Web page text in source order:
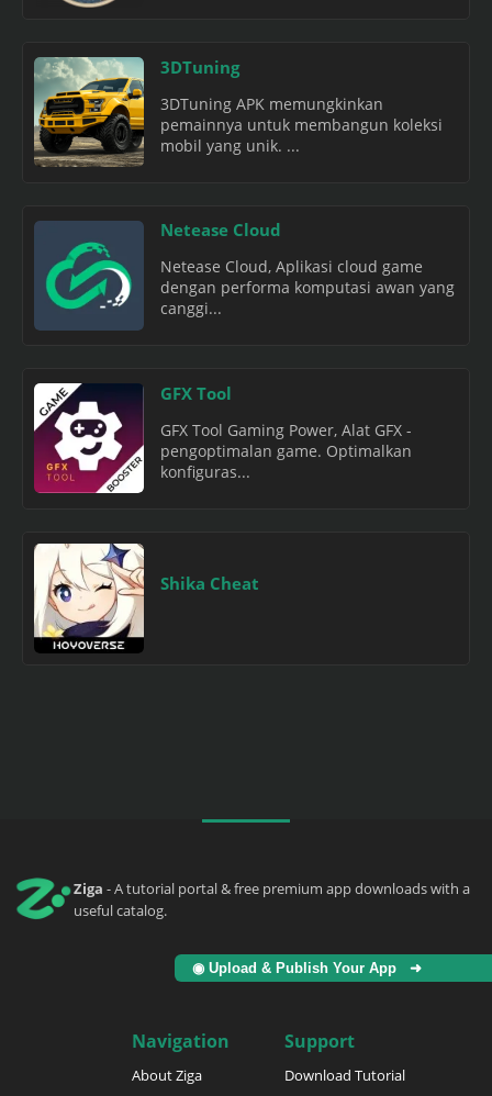
3DTuning
3DTuning APK memungkinkan
pemainnya untuk membangun koleksi
mobil yang unik. ...
Netease Cloud
Netease Cloud, Aplikasi cloud game
dengan performa komputasi awan yang
canggi...
GFX Tool
GFX Tool Gaming Power, Alat GFX -
pengoptimalan game. Optimalkan
konfiguras...
Shika Cheat
Ziga - A tutorial portal & free premium app downloads with a
useful catalog.
◉ Upload & Publish Your App ➜
Navigation
About Ziga
Support
Download Tutorial